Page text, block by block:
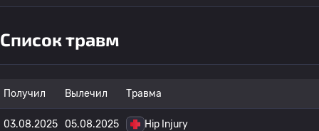
Список травм
Получил Вылечил Травма
03.08.2025 05.08.2025 Hip Injury